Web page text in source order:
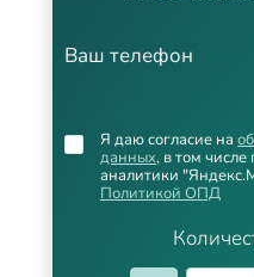
Ваш телефон
Я даю согласие на
данных, в том
аналитики
Политикой ОПД